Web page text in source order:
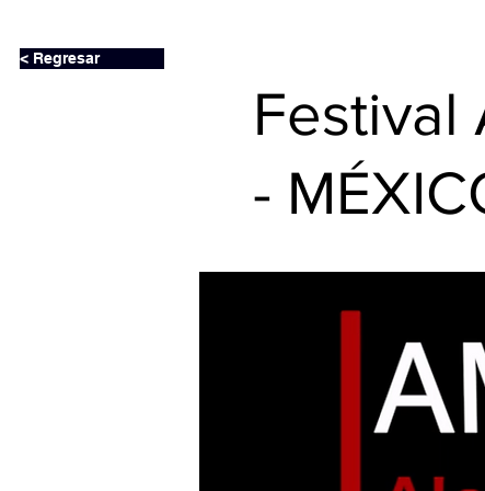
< Regresar
Festival
-